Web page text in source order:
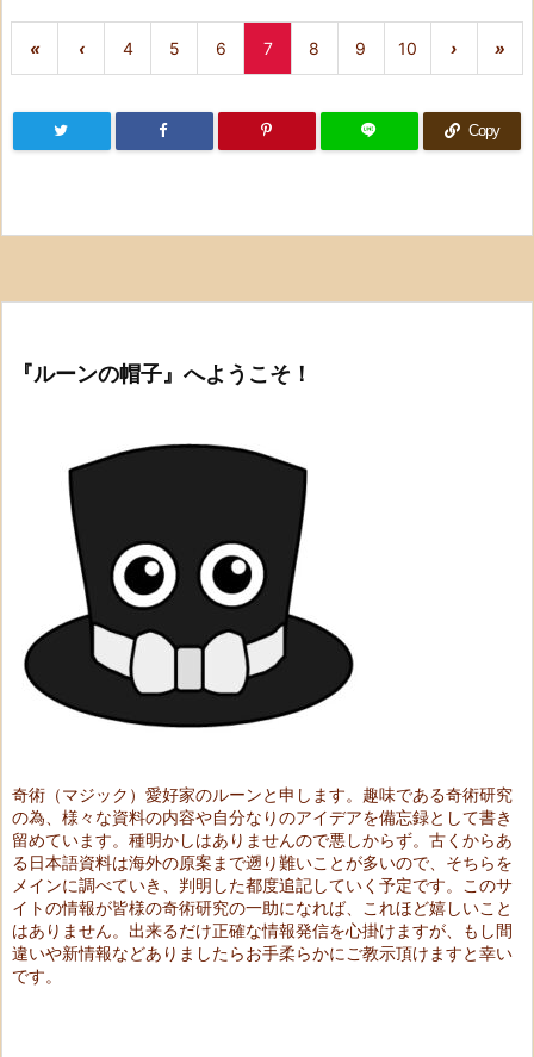
« ‹ 4 5 6 7 8 9 10 › »
Copy
『ルーンの帽子』へようこそ！
奇術（マジック）愛好家のルーンと申します。趣味である奇術研究
の為、様々な資料の内容や自分なりのアイデアを備忘録として書き
留めています。種明かしはありませんので悪しからず。古くからあ
る日本語資料は海外の原案まで遡り難いことが多いので、そちらを
メインに調べていき、判明した都度追記していく予定です。このサ
イトの情報が皆様の奇術研究の一助になれば、これほど嬉しいこと
はありません。出来るだけ正確な情報発信を心掛けますが、もし間
違いや新情報などありましたらお手柔らかにご教示頂けますと幸い
です。